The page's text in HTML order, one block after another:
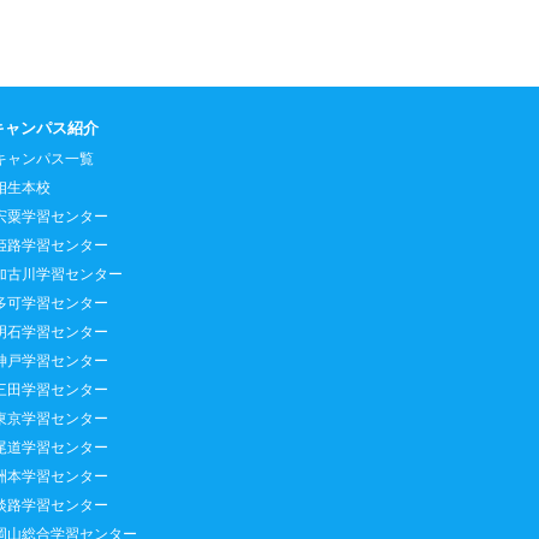
ャンパス紹介
ャンパス一覧
生本校
粟学習センター
路学習センター
古川学習センター
可学習センター
石学習センター
戸学習センター
田学習センター
京学習センター
道学習センター
本学習センター
路学習センター
山総合学習センター